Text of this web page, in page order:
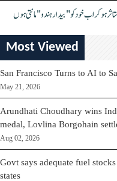
ہو کر اب خود کو "بیدار ہندو" مانتی ہوں
Most Viewed
San Francisco Turns to AI to
May 21, 2026
Arundhati Choudhary wins
medal, Lovlina Borgohain
Aug 02, 2026
Govt says adequate fuel
states